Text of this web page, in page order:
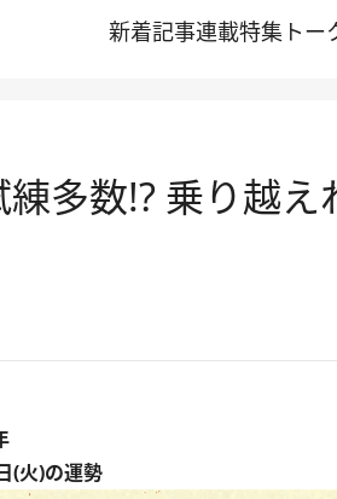
新着記事連載特集 ト
多数!? 乗り越え
(火)の運勢